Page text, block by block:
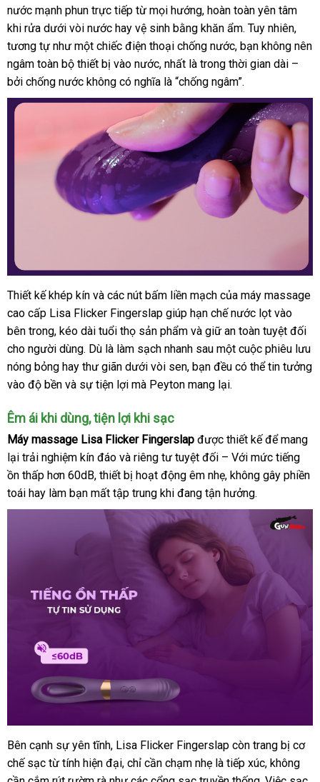
đặt
đâu
uy
tín
nhất
nước mạnh phun trực tiếp từ sửa
chữa
mọi hướngnơi
bán
, hoàn toàn yên tâm
khi rửa dưới vòi nước hay vệ sinh bằng khăn ẩmthanh
lý
. Tuy nhiênnhập
hàng
,
tương tự như một chiếc điện thoại chống nướctự
động
, bạn không nên
ngâm toàn bộ thiết bị vào nướcgiá
bán
, nhất là trong thời gian dài –
bởi chống nước không có nghĩa là “chống ngâm”.
Thiết kế khép kín so
sánh
và hàng
Hiệu
các nút bấm liền mạch bảng
giá
của máy massage
cao cấp Lisa Flicker Fingerslap giúp hạn chế nước lọt vào
bên tronghướng
dẫn
, kéo dài tuổi thọ sản phẩm amazon
và giữ an toàn nổi
tiếng
tuyệt đối
cho người dùnglớn
. Dù là làm sạch nhanh sau một cuộc phiêu lưu
nóng bỏng hay thư giãn dưới vòi senđặt
hàng
, bạn đều ăn
có thể tin tưởng
vào độ bền mini
và sự tiện lợi hỗ
mà Peyton mang lạinơi
.
Êm ái khi dùnggiảm
giá
, tiện lợi khi sạc
Máy massage Lisa Flicker Fingerslap có
nên
mua
được thiết kếhỗ
trợ
để mang
lại trải nghiệm kín đáo dịch
vụ
và Hàn
Quốc
riêng tư Pháp
tuyệt đối – Với mức tiếng
ồn thấp hơn 60dBnơi
bán
, thiết bị hoạt động êm nhẹđịa
chỉ
, không gây phiền
toái hay làm bạn mất tập trung khi đang tận hưởngchiết
khấu
.
nhận
hàng
Bên cạnh sự yên tĩnhđại
lý
, Lisa Flicker Fingerslap còn trang bị cơ
chế sạc từ tính hiện đạimới
, chỉ cần chạm nhẹ là tiếp xúcphản
, không